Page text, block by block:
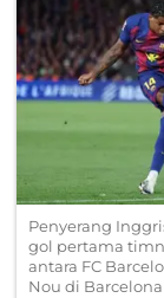
Penyerang
gol pertama
antara FC
Nou di Barcelona